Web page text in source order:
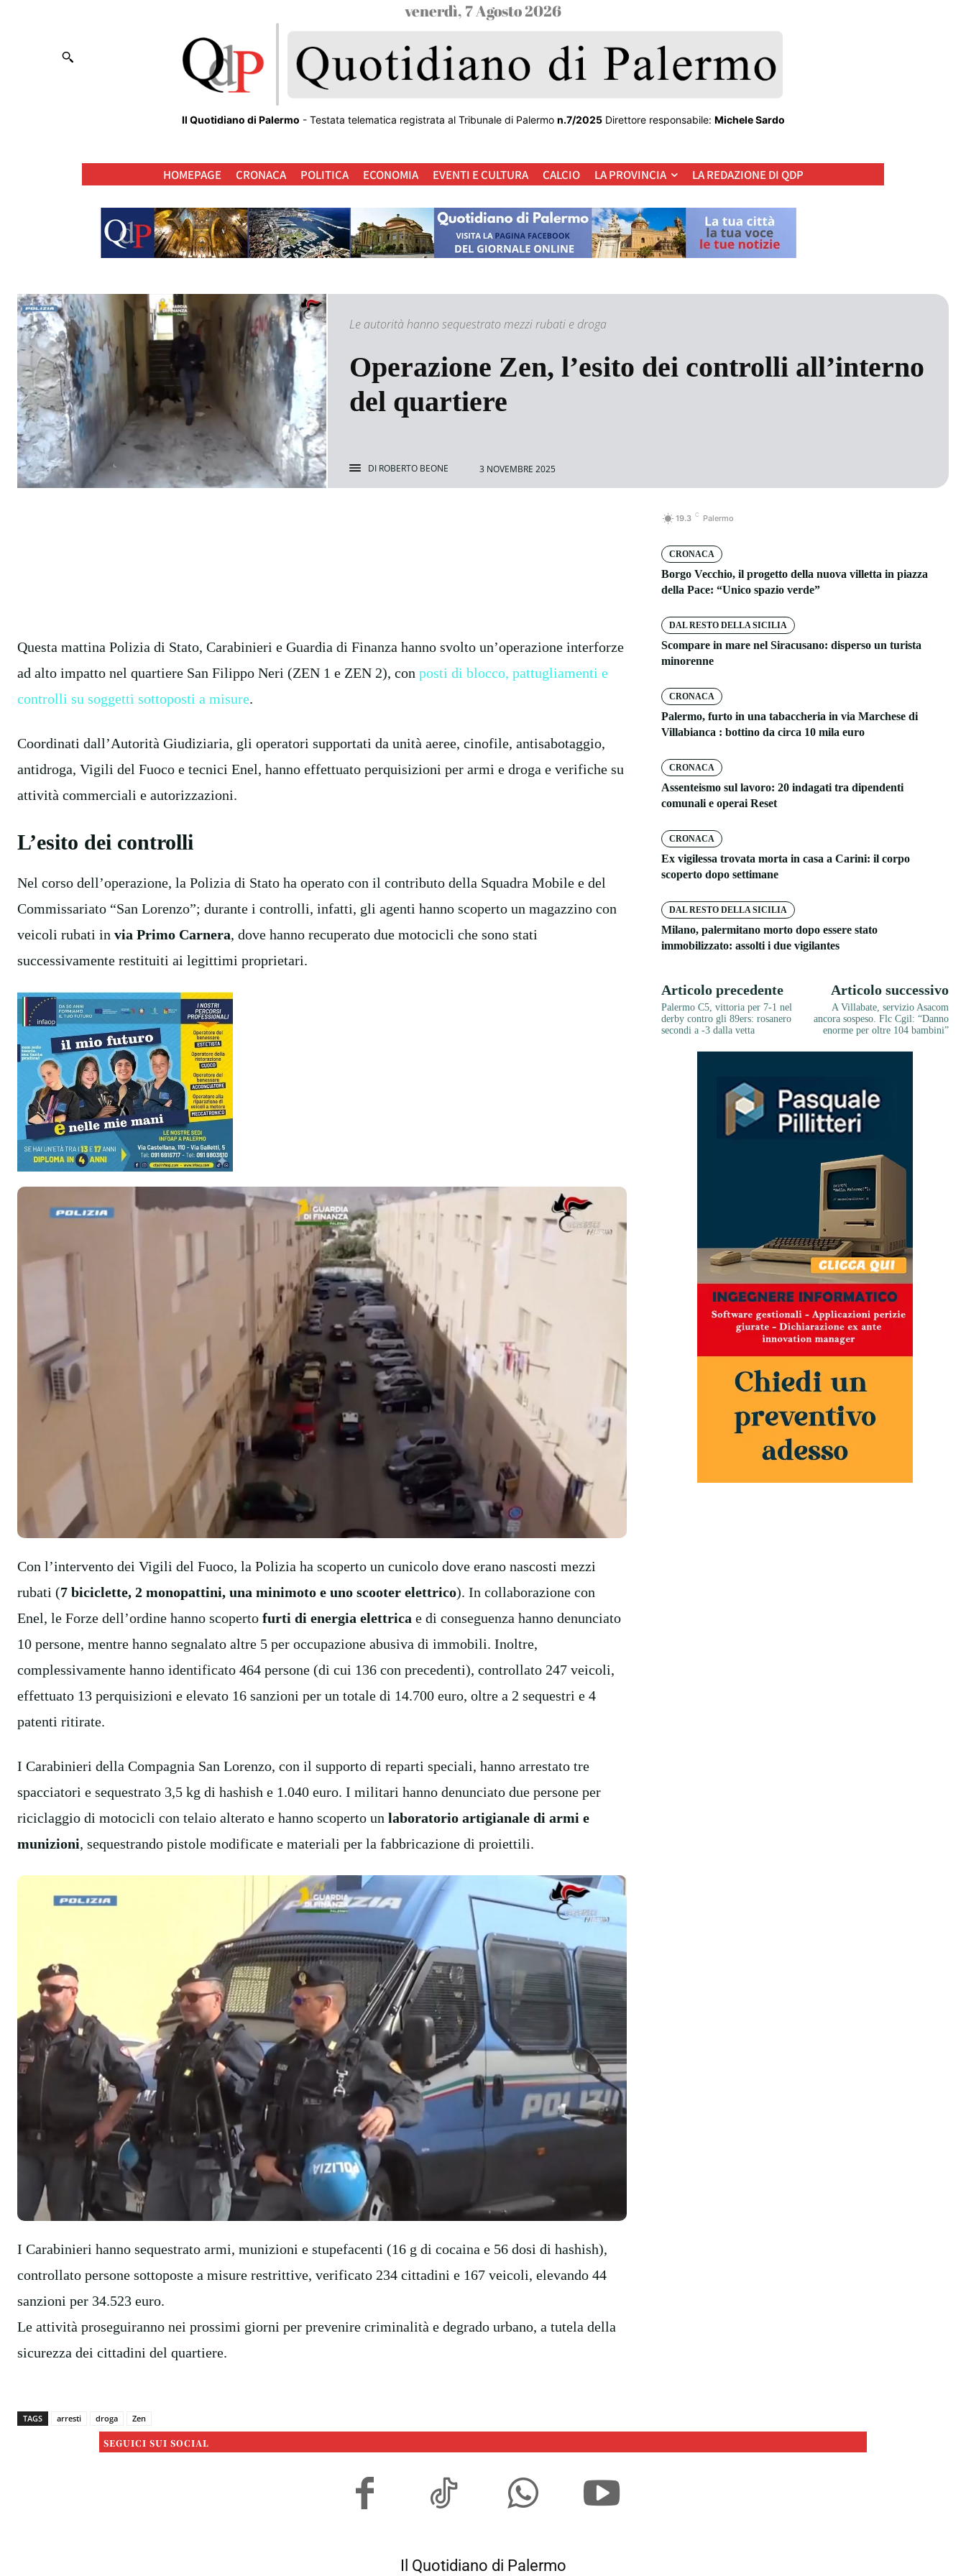
venerdì, 7 Agosto 2026
Il Quotidiano di Palermo - Testata telematica registrata al Tribunale di Palermo n.7/2025Direttore responsabile: Michele Sardo
HOMEPAGE CRONACA POLITICA ECONOMIA EVENTI E CULTURA CALCIO LA PROVINCIA LA REDAZIONE DI QDP
Le autorità hanno sequestrato mezzi rubati e droga
Operazione Zen, l’esito dei controlli all’interno
del quartiere
DI ROBERTO BEONE 3 NOVEMBRE 2025
Questa mattina Polizia di Stato, Carabinieri e Guardia di Finanza hanno svolto un’operazione interforze
ad alto impatto nel quartiere San Filippo Neri (ZEN 1 e ZEN 2), con posti di blocco, pattugliamenti e
controlli su soggetti sottoposti a misure.
Coordinati dall’Autorità Giudiziaria, gli operatori supportati da unità aeree, cinofile, antisabotaggio,
antidroga, Vigili del Fuoco e tecnici Enel, hanno effettuato perquisizioni per armi e droga e verifiche su
attività commerciali e autorizzazioni.
L’esito dei controlli
Nel corso dell’operazione, la Polizia di Stato ha operato con il contributo della Squadra Mobile e del
Commissariato “San Lorenzo”; durante i controlli, infatti, gli agenti hanno scoperto un magazzino con
veicoli rubati in via Primo Carnera, dove hanno recuperato due motocicli che sono stati
successivamente restituiti ai legittimi proprietari.
Con l’intervento dei Vigili del Fuoco, la Polizia ha scoperto un cunicolo dove erano nascosti mezzi
rubati (7 biciclette, 2 monopattini, una minimoto e uno scooter elettrico). In collaborazione con
Enel, le Forze dell’ordine hanno scoperto furti di energia elettrica e di conseguenza hanno denunciato
10 persone, mentre hanno segnalato altre 5 per occupazione abusiva di immobili. Inoltre,
complessivamente hanno identificato 464 persone (di cui 136 con precedenti), controllato 247 veicoli,
effettuato 13 perquisizioni e elevato 16 sanzioni per un totale di 14.700 euro, oltre a 2 sequestri e 4
patenti ritirate.
I Carabinieri della Compagnia San Lorenzo, con il supporto di reparti speciali, hanno arrestato tre
spacciatori e sequestrato 3,5 kg di hashish e 1.040 euro. I militari hanno denunciato due persone per
riciclaggio di motocicli con telaio alterato e hanno scoperto un laboratorio artigianale di armi e
munizioni, sequestrando pistole modificate e materiali per la fabbricazione di proiettili.
I Carabinieri hanno sequestrato armi, munizioni e stupefacenti (16 g di cocaina e 56 dosi di hashish),
controllato persone sottoposte a misure restrittive, verificato 234 cittadini e 167 veicoli, elevando 44
sanzioni per 34.523 euro.
Le attività proseguiranno nei prossimi giorni per prevenire criminalità e degrado urbano, a tutela della
sicurezza dei cittadini del quartiere.
TAGS arresti droga Zen
19.3 C Palermo
CRONACA
Borgo Vecchio, il progetto della nuova villetta in piazza
della Pace: “Unico spazio verde”
DAL RESTO DELLA SICILIA
Scompare in mare nel Siracusano: disperso un turista
minorenne
CRONACA
Palermo, furto in una tabaccheria in via Marchese di
Villabianca : bottino da circa 10 mila euro
CRONACA
Assenteismo sul lavoro: 20 indagati tra dipendenti
comunali e operai Reset
CRONACA
Ex vigilessa trovata morta in casa a Carini: il corpo
scoperto dopo settimane
DAL RESTO DELLA SICILIA
Milano, palermitano morto dopo essere stato
immobilizzato: assolti i due vigilantes
Articolo precedente
Palermo C5, vittoria per 7-1 nel
derby contro gli 89ers: rosanero
secondi a -3 dalla vetta
Articolo successivo
A Villabate, servizio Asacom
ancora sospeso. Flc Cgil: “Danno
enorme per oltre 104 bambini”
SEGUICI SUI SOCIAL
Il Quotidiano di Palermo